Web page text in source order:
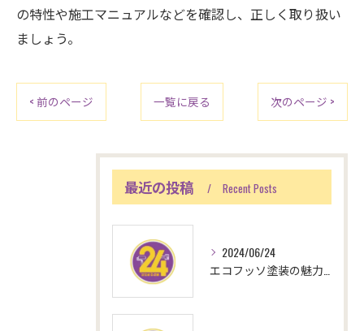
の特性や施工マニュアルなどを確認し、正しく取り扱い
ましょう。
< 前のページ 一覧に戻る 次のページ >
最近の投稿 Recent Posts
2024/06/24